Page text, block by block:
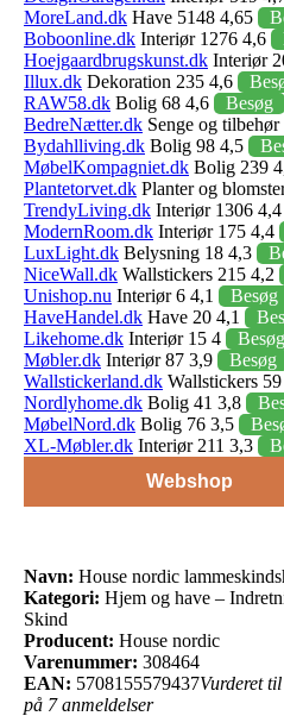
MoreLand.dk Have 5148 4,65
Boboonline.dk Interiør 1276 4,6
Hoejgaardbrugskunst.dk Interiør
Illux.dk Dekoration 235 4,6
RAW58.dk Bolig 68 4,6
Besøg
BedreNætter.dk Senge og
Bydahlliving.dk Bolig 98 4,5
MøbelKompagniet.dk Bolig 239
Plantetorvet.dk Planter og
TrendyLiving.dk Interiør 1306 4,4
ModernRoom.dk Interiør 175 4,4
LuxLight.dk Belysning 18 4,3
NiceWall.dk Wallstickers 215 4,2
Unishop.nu Interiør 6 4,1
Besøg
HaveHandel.dk Have 20 4,1
Likehome.dk Interiør 15 4
Besøg
Møbler.dk Interiør 87 3,9
Besøg
Wallstickerland.dk Wallstickers
Nordlyhome.dk Bolig 41 3,8
MøbelNord.dk Bolig 76 3,5
XL-Møbler.dk Interiør 211 3,3
Webshop
Navn: House nordic
Kategori: Hjem og have –
Skind
Producent: House nordic
Varenummer: 308464
EAN: 5708155579437Vurderet
på 7 anmeldelser